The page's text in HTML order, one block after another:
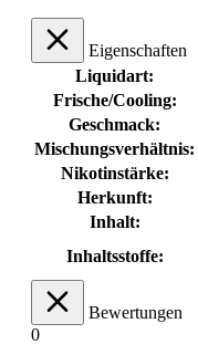
Eigenschaften
Liquidart:
Frische/Cooling:
Geschmack:
Mischungsverhältnis:
Nikotinstärke:
Herkunft:
Inhalt:
Inhaltsstoffe:
Bewertungen
0